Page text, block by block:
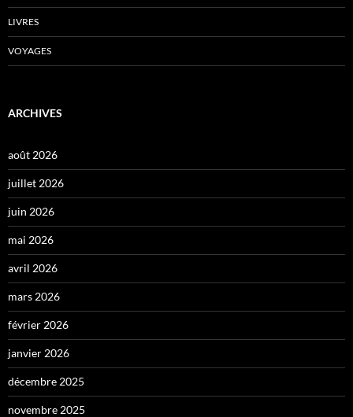
LIVRES
VOYAGES
ARCHIVES
août 2026
juillet 2026
juin 2026
mai 2026
avril 2026
mars 2026
février 2026
janvier 2026
décembre 2025
novembre 2025